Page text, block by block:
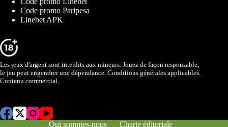
Code promo Paripesa
Linebet APK
Les jeux d'argent sont interdits aux mineurs. Jouez de façon responsable,
le jeu peut engendrer une dépendance. Conditions générales applicables.
Contenu commercial.
Qui sommes-nous Charte éditoriale